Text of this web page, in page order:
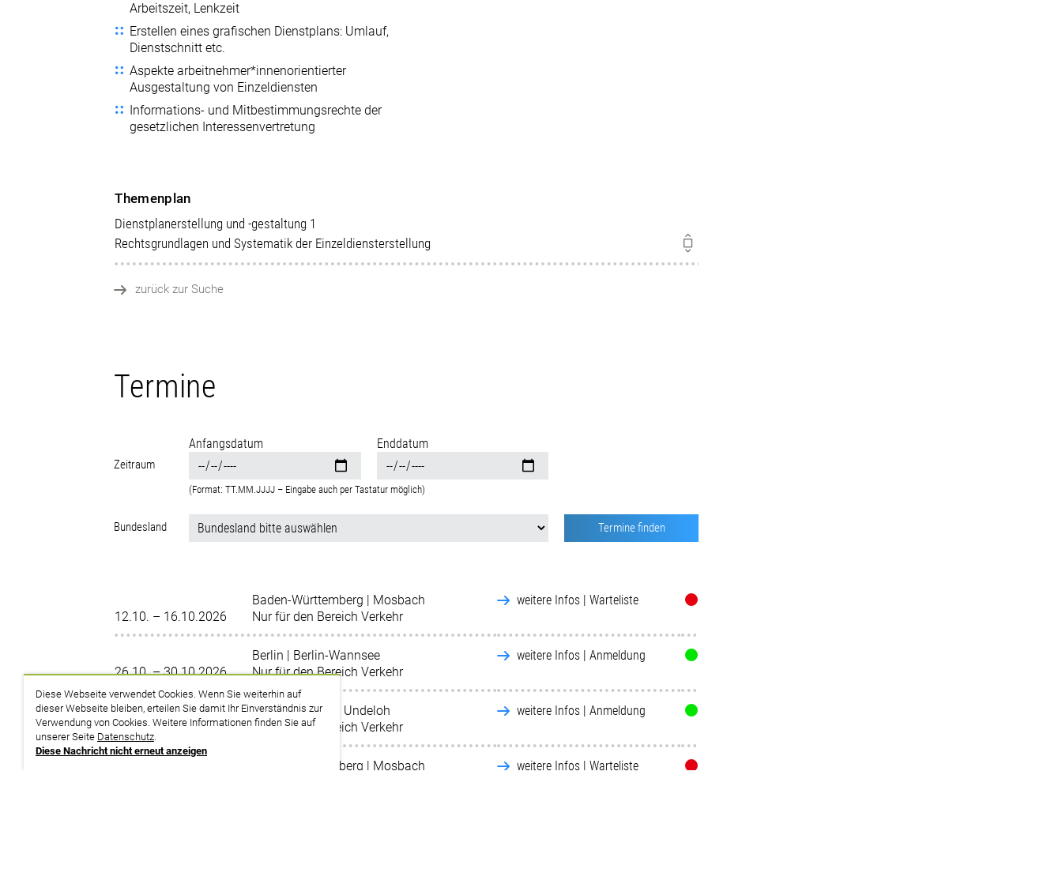
Diese Webseite verwendet Cookies. Wenn Sie weiterhin auf
dieser Webseite bleiben, erteilen Sie damit Ihr Einverständnis zur
Verwendung von Cookies. Weitere Informationen finden Sie auf
unserer Seite Datenschutz.
Diese Nachricht nicht erneut anzeigen
Arbeitszeit, Lenkzeit
Erstellen eines grafischen Dienstplans: Umlauf,
Dienstschnitt etc.
Aspekte arbeitnehmer*innenorientierter
Ausgestaltung von Einzeldiensten
Informations- und Mitbestimmungsrechte der
gesetzlichen Interessenvertretung
Themenplan
Dienstplanerstellung und -gestaltung 1
Rechtsgrundlagen und Systematik der Einzeldiensterstellung
zurück zur Suche
Termine
Zeitraum
Anfangsdatum Enddatum
(Format: TT.MM.JJJJ – Eingabe auch per Tastatur möglich)
Bundesland Termine finden
12.10. – 16.10.2026
Baden-Württemberg | Mosbach
Nur für den Bereich Verkehr
weitere Infos | Warteliste
26.10. – 30.10.2026
Berlin | Berlin-Wannsee
Nur für den Bereich Verkehr
weitere Infos | Anmeldung
09.11. – 13.11.2026
Niedersachsen | Undeloh
Nur für den Bereich Verkehr
weitere Infos | Anmeldung
Baden-Württemberg | Mosbach
weitere Infos | Warteliste